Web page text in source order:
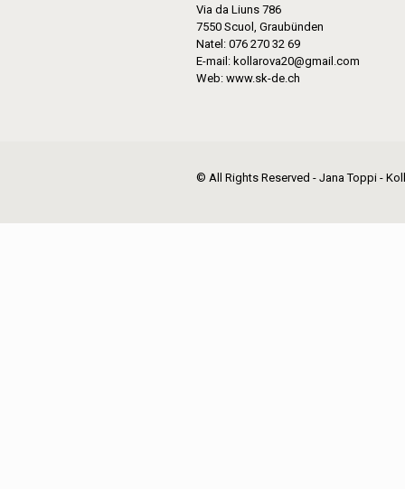
Via da Liuns 786
7550 Scuol, Graubünden
Natel: 076 270 32 69
E-mail: kollarova20@gmail.com
Web: www.sk-de.ch
© All Rights Reserved - Jana Toppi -